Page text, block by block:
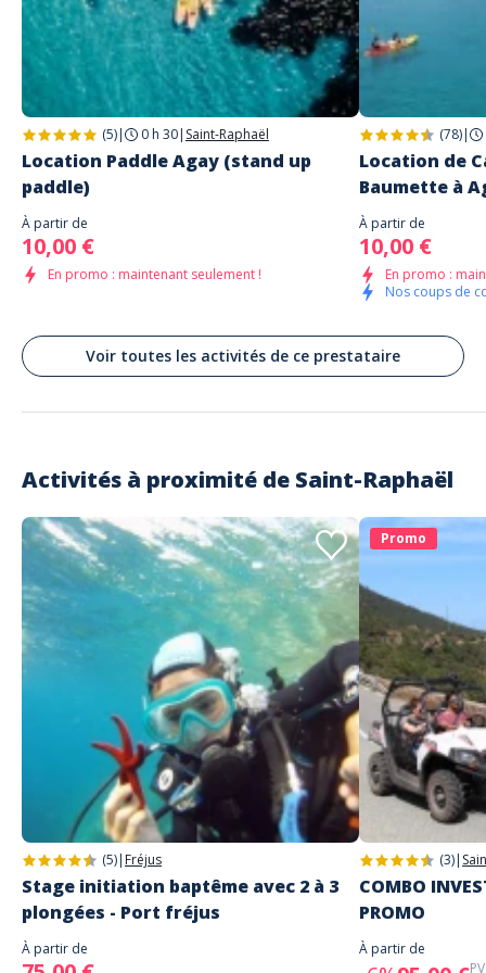
PADDLE HOUSE
1510 Boulevard de la Baumette
Saint-Raphaël
(5)| 0 h 30| Saint-Raphaël
Location Paddle Agay (stand up
paddle)
À partir de
10,00 €
En promo : maintenant seulement !
(78)|
Location de
Baumette à
À partir de
10,00 €
En promo :
Nos coups de
Voir toutes les activités de ce prestataire
Activités à proximité de Saint-Raphaël
(5)| Fréjus
Stage initiation baptême avec 2 à 3
plongées - Port fréjus
À partir de
Promo
(3)|
COMBO
PROMO
À partir de